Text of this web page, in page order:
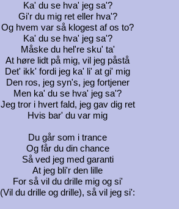
Ka' du se hva' jeg sa'?
Gi'r du mig ret eller hva'?
Og hvem var så klogest af os to?
Ka' du se hva' jeg sa'?
Måske du hel're sku' ta'
At høre lidt på mig, vil jeg påstå
Det' ikk' fordi jeg ka' li' at gi' mig
Den ros, jeg syn's, jeg fortjener
Men ka' du se hva' jeg sa'?
Jeg tror i hvert fald, jeg gav dig ret
Hvis bar' du var mig
Du går som i trance
Og får du din chance
Så ved jeg med garanti
At jeg bli'r den lille
For så vil du drille mig og si'
(Vil du drille og drille), så vil jeg si':